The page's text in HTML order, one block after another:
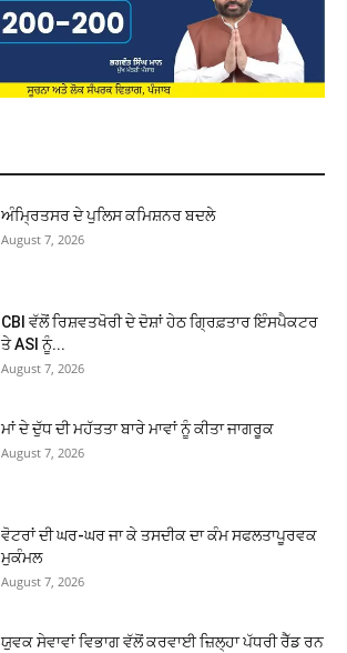
ਅੰਮ੍ਰਿਤਸਰ ਦੇ ਪੁਲਿਸ ਕਮਿਸ਼ਨਰ ਬਦਲੇ
August 7, 2026
CBI ਵੱਲੋਂ ਰਿਸ਼ਵਤਖੋਰੀ ਦੇ ਦੋਸ਼ਾਂ ਹੇਠ ਗ੍ਰਿਫ਼ਤਾਰ ਇੰਸਪੈਕਟਰ
ਤੇ ASI ਨੂੰ...
August 7, 2026
ਮਾਂ ਦੇ ਦੁੱਧ ਦੀ ਮਹੱਤਤਾ ਬਾਰੇ ਮਾਵਾਂ ਨੂੰ ਕੀਤਾ ਜਾਗਰੂਕ
August 7, 2026
ਵੋਟਰਾਂ ਦੀ ਘਰ-ਘਰ ਜਾ ਕੇ ਤਸਦੀਕ ਦਾ ਕੰਮ ਸਫਲਤਾਪੂਰਵਕ
ਮੁਕੰਮਲ
August 7, 2026
ਯੁਵਕ ਸੇਵਾਵਾਂ ਵਿਭਾਗ ਵੱਲੋਂ ਕਰਵਾਈ ਜ਼ਿਲ੍ਹਾ ਪੱਧਰੀ ਰੈੱਡ ਰਨ